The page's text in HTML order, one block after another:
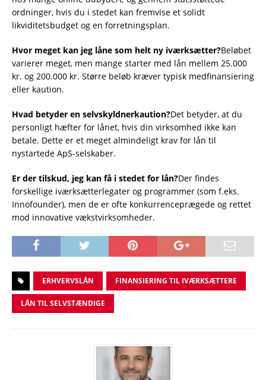
ordninger, hvis du i stedet kan fremvise et solidt
likviditetsbudget og en forretningsplan.
Hvor meget kan jeg låne som helt ny iværksætter?Beløbet
varierer meget, men mange starter med lån mellem 25.000
kr. og 200.000 kr. Større beløb kræver typisk medfinansiering
eller kaution.
Hvad betyder en selvskyldnerkaution?Det betyder, at du
personligt hæfter for lånet, hvis din virksomhed ikke kan
betale. Dette er et meget almindeligt krav for lån til
nystartede ApS-selskaber.
Er der tilskud, jeg kan få i stedet for lån?Der findes
forskellige iværksætterlegater og programmer (som f.eks.
Innofounder), men de er ofte konkurrenceprægede og rettet
mod innovative vækstvirksomheder.
ERHVERVSLÅN FINANSIERING TIL IVÆRKSÆTTERE
LÅN TIL SELVSTÆNDIGE